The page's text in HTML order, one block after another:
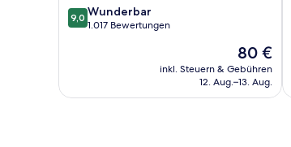
9.0
von
9,0 Wunderbar
1.017 Bewertungen
Der
Preis
beträgt
80 €
inkl. Steuern & Gebühren
12. Aug.–13. Aug.